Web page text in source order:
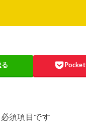
る Pocket
須項目です